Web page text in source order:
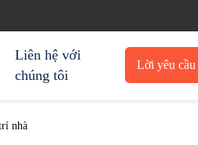
Liên hệ với
chúng tôi
Lời yêu
nhà